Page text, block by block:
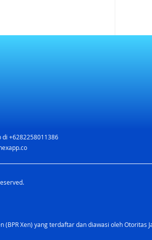
Punya Skor
Baik: Dari Mudahnya
Kesempatan
di +6282258011386
Xen) yang terdaftar dan diawasi oleh Otoritas